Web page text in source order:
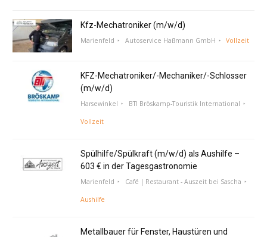
Kfz-Mechatroniker (m/w/d)
Marienfeld Autoservice Haßmann GmbH Vollzeit
KFZ-Mechatroniker/-Mechaniker/-Schlosser
(m/w/d)
Harsewinkel BTI Bröskamp-Touristik International
Vollzeit
Spülhilfe/Spülkraft (m/w/d) als Aushilfe –
603 € in der Tagesgastronomie
Marienfeld Café | Restaurant - Auszeit bei Sascha
Aushilfe
Metallbauer für Fenster, Haustüren und